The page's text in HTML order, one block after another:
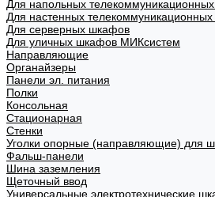
Для напольных
Для настенных
Для серверных шкафов
Для уличных шкафов МИКсистем
Направляющие
Органайзеры
Панели эл. питания
Полки
Консольная
Стационарная
Стенки
Уголки опорные (направляющие) для
Фальш-панели
Шина заземления
Щеточный ввод
Универсальные электротехнические